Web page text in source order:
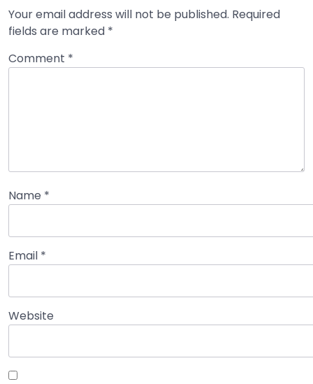
Your email address will not be published. Required
fields are marked *
Comment *
Name *
Email *
Website